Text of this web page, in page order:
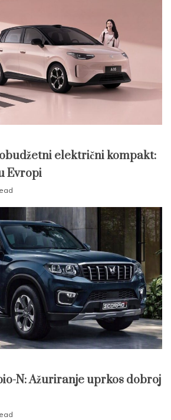
električni kompakt:
Evropi
N: Ažuriranje uprkos dobroj